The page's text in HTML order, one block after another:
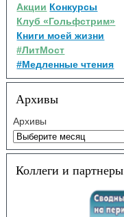
Акции Конкурсы
Клуб «Гольфстрим»
Книги моей жизни
#ЛитМост
#Медленные чтения
Архивы
Архивы
Коллеги и партнеры